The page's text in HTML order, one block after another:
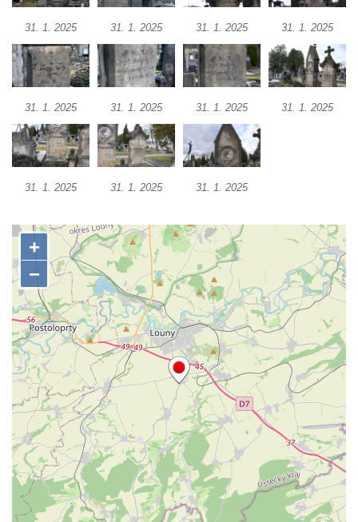
Pomník obětem 1. a 2. světové války na
náměstí J. V. Kamarýta ve Velešíně
Pomník obětem 1. a 2. světové války v
Římově
Pomník obětem 1. světové války v Dolním
Předoníně
Pomník obětem 2. světové války v Plavu
Plavu
Kenotaf Pepiho Meisela na hřbitově v
Dolním Podluží
Kenotaf Leopolda Malata na hřbitově v
Dolním Podluží
Kenotaf Antona Klause na hřbitově v
Dolním Podluží
Kenotaf Heinricha Klause na hřbitově v
Dolním Podluží
Kenotaf Josefa Stolle na hřbitově v Dolním
Podluží
Pomník obětem 1. světové války na
židovském hřbitově v Mostě
31. 1. 2025 31. 1. 2025 31. 1. 2025 31. 1. 2025
31. 1. 2025 31. 1. 2025 31. 1. 2025 31. 1. 2025
31. 1. 2025 31. 1. 2025 31. 1. 2025